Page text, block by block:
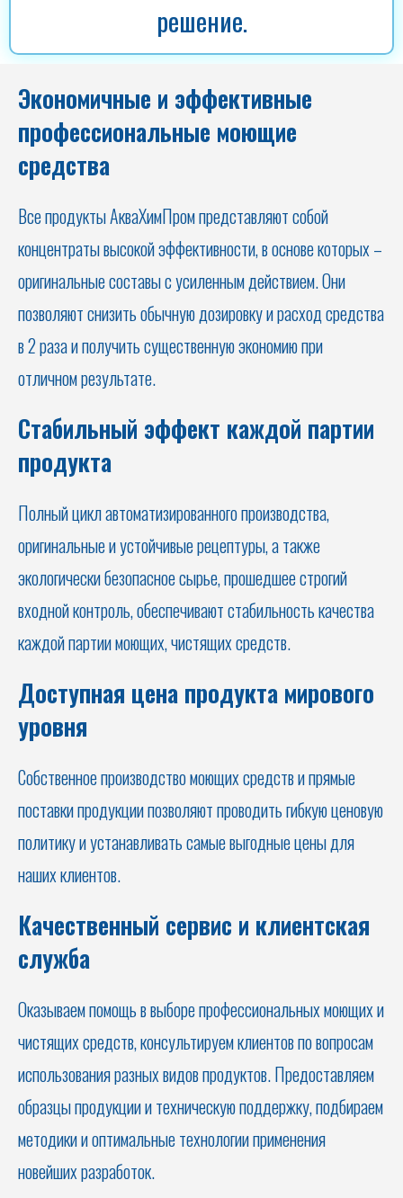
решение.
Экономичные и эффективные
профессиональные моющие
средства
Все продукты АкваХимПром представляют собой
концентраты высокой эффективности, в основе которых –
оригинальные составы с усиленным действием. Они
позволяют снизить обычную дозировку и расход средства
в 2 раза и получить существенную экономию при
отличном результате.
Стабильный эффект каждой партии
продукта
Полный цикл автоматизированного производства,
оригинальные и устойчивые рецептуры, а также
экологически безопасное сырье, прошедшее строгий
входной контроль, обеспечивают стабильность качества
каждой партии моющих, чистящих средств.
Доступная цена продукта мирового
уровня
Собственное производство моющих средств и прямые
поставки продукции позволяют проводить гибкую ценовую
политику и устанавливать самые выгодные цены для
наших клиентов.
Качественный сервис и клиентская
служба
Оказываем помощь в выборе профессиональных моющих и
чистящих средств, консультируем клиентов по вопросам
использования разных видов продуктов. Предоставляем
образцы продукции и техническую поддержку, подбираем
методики и оптимальные технологии применения
новейших разработок.